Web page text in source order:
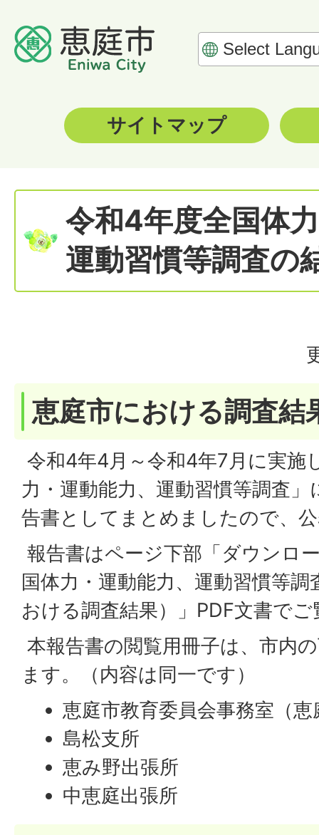
サイトマップ
令和4年度全国体
運動習慣等調査の
恵庭市における調査結
令和4年4月～令和4年7月に実施
力・運動能力、運動習慣等調査
告書としてまとめましたので、
報告書はページ下部「ダウンロ
国体力・運動能力、運動習慣等
おける調査結果）」PDF文書で
本報告書の閲覧用冊子は、市内
ます。（内容は同一です）
恵庭市教育委員会事務室（
島松支所
恵み野出張所
中恵庭出張所